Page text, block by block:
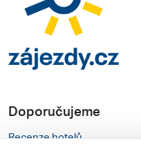
Doporučujeme
Recenze hotelů